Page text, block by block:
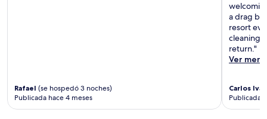
Rafael (se hospedó 3 noches)
Publicada hace 4 meses
a drag
resort
cleaning
return."
Ver
Carlos Ivan
Publicada